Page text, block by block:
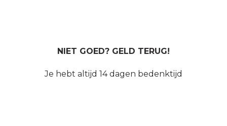
NIET GOED? GELD TERUG!
Je hebt altijd 14 dagen bedenktijd